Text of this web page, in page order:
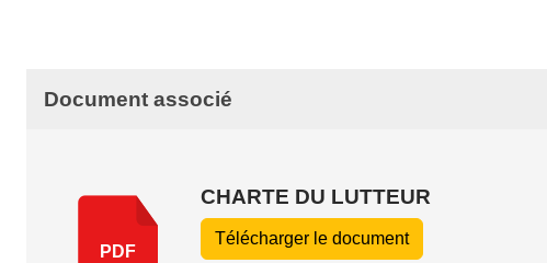
Document associé
PDF
CHARTE DU LUTTEUR
Télécharger le document